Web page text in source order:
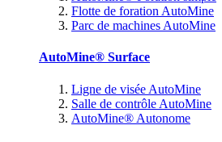
Flotte de foration AutoMine
Parc de machines AutoMine
AutoMine® Surface
Ligne de visée AutoMine
Salle de contrôle AutoMine
AutoMine® Autonome